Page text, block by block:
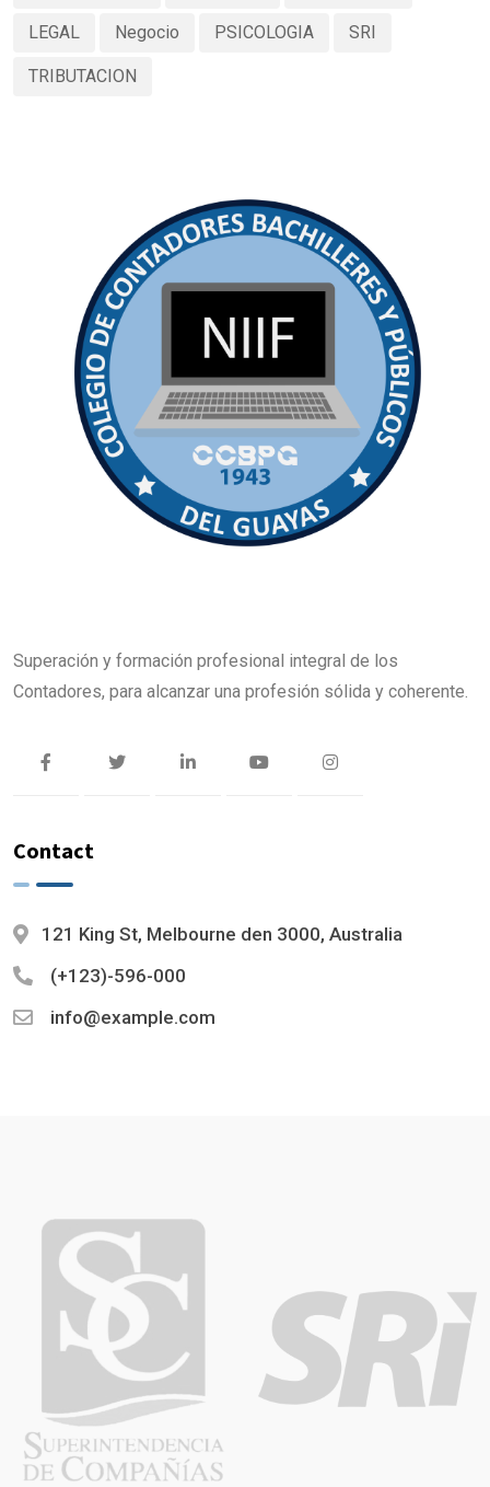
LEGAL Negocio PSICOLOGIA SRI
TRIBUTACION
Superación y formación profesional integral de los
Contadores, para alcanzar una profesión sólida y coherente.
Contact
121 King St, Melbourne den 3000, Australia
(+123)-596-000
info@example.com